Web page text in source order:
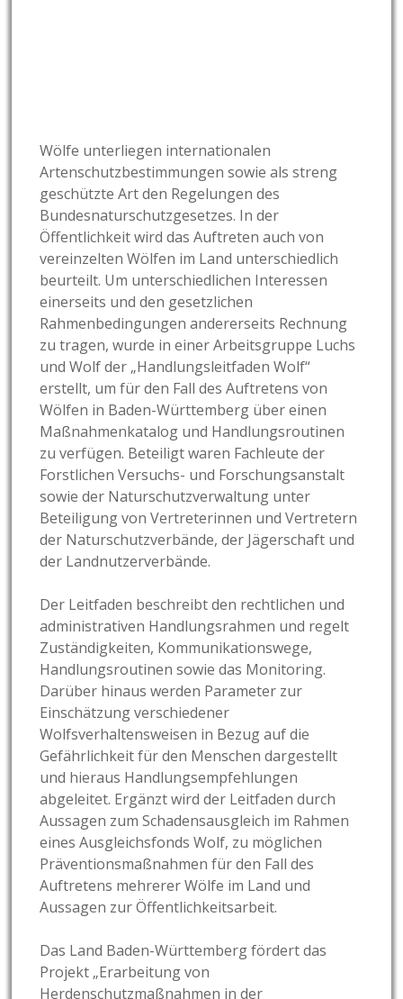
Wölfe unterliegen internationalen
Artenschutzbestimmungen sowie als streng
geschützte Art den Regelungen des
Bundesnaturschutzgesetzes. In der
Öffentlichkeit wird das Auftreten auch von
vereinzelten Wölfen im Land unterschiedlich
beurteilt. Um unterschiedlichen Interessen
einerseits und den gesetzlichen
Rahmenbedingungen andererseits Rechnung
zu tragen, wurde in einer Arbeitsgruppe Luchs
und Wolf der „Handlungsleitfaden Wolf“
erstellt, um für den Fall des Auftretens von
Wölfen in Baden-Württemberg über einen
Maßnahmenkatalog und Handlungsroutinen
zu verfügen. Beteiligt waren Fachleute der
Forstlichen Versuchs- und Forschungsanstalt
sowie der Naturschutzverwaltung unter
Beteiligung von Vertreterinnen und Vertretern
der Naturschutzverbände, der Jägerschaft und
der Landnutzerverbände.
Der Leitfaden beschreibt den rechtlichen und
administrativen Handlungsrahmen und regelt
Zuständigkeiten, Kommunikationswege,
Handlungsroutinen sowie das Monitoring.
Darüber hinaus werden Parameter zur
Einschätzung verschiedener
Wolfsverhaltensweisen in Bezug auf die
Gefährlichkeit für den Menschen dargestellt
und hieraus Handlungsempfehlungen
abgeleitet. Ergänzt wird der Leitfaden durch
Aussagen zum Schadensausgleich im Rahmen
eines Ausgleichsfonds Wolf, zu möglichen
Präventionsmaßnahmen für den Fall des
Auftretens mehrerer Wölfe im Land und
Aussagen zur Öffentlichkeitsarbeit.
Das Land Baden-Württemberg fördert das
Projekt „Erarbeitung von
Herdenschutzmaßnahmen in der